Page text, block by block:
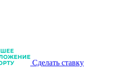
Сделать ставку